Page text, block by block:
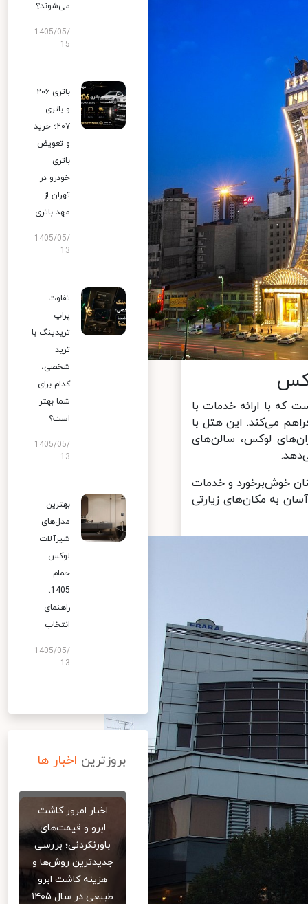
در نزدیکی حرم است که با ارائه خدمات با
می‌کند. این هتل با
لوکس، سالن‌های
خوش‌برخورد و خدمات
به مکان‌های زیارتی
می‌شوند؟
1405/05/
15
باتری ۲۰۶
و باتری
۲۰۷؛ خرید
و تعویض
باتری
خودرو در
تهران از
مهد باتری
1405/05/
13
تفاوت
پراپ
تریدینگ با
ترید
شخصی،
کدام برای
شما بهتر
است؟
1405/05/
13
بهترین
مدل‌های
شیرآلات
لوکس
حمام
1405،
راهنمای
انتخاب
1405/05/
13
بروزترین اخبار ها
اخبار امروز کاشت
ابرو و قیمت‌های
باورنکردنی؛ بررسی
جدیدترین روش‌ها و
هزینه کاشت ابرو
طبیعی در سال ۱۴۰۵